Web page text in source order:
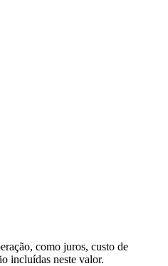
como juros, custo de
incluídas neste valor.